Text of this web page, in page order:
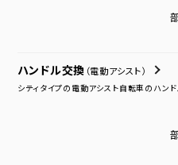
ハンドル交換 （電動アシスト）
シティタイプの電動アシスト自転車のハン